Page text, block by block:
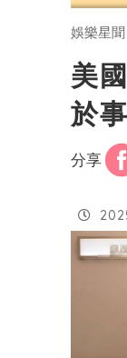
娛樂星聞
美
於事
分享